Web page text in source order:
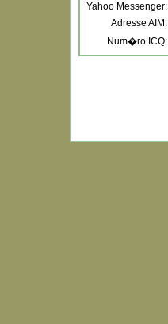
Yahoo Messenger:
Adresse AIM:
Num�ro ICQ: